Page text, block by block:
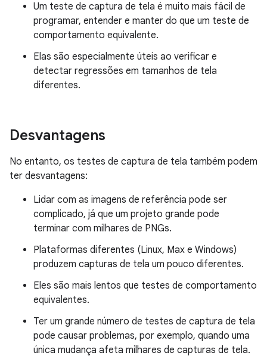
Um teste de captura de tela é muito mais fácil de
programar, entender e manter do que um teste de
comportamento equivalente.
Elas são especialmente úteis ao verificar e
detectar regressões em tamanhos de tela
diferentes.
Desvantagens
No entanto, os testes de captura de tela também podem
ter desvantagens:
Lidar com as imagens de referência pode ser
complicado, já que um projeto grande pode
terminar com milhares de PNGs.
Plataformas diferentes (Linux, Max e Windows)
produzem capturas de tela um pouco diferentes.
Eles são mais lentos que testes de comportamento
equivalentes.
Ter um grande número de testes de captura de tela
pode causar problemas, por exemplo, quando uma
única mudança afeta milhares de capturas de tela.